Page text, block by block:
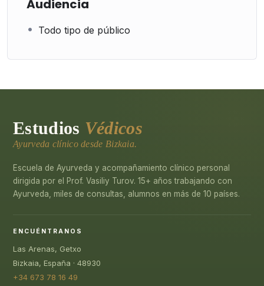
Audiencia
Todo tipo de público
Estudios Védicos
Ayurveda clínico desde Bizkaia.
Escuela de Ayurveda y acompañamiento clínico personal
dirigida por el Prof. Vasiliy Turov. 15+ años trabajando con
Ayurveda, miles de consultas, alumnos en más de 10 países.
ENCUÉNTRANOS
Las Arenas, Getxo
Bizkaia, España · 48930
+34 673 78 16 49